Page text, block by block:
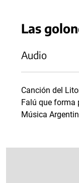
Las
Audio
Canción del
Falú que forma
Música